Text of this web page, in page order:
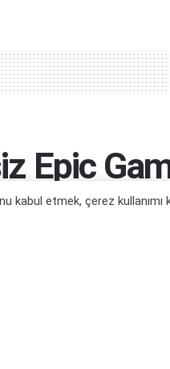
Epic
kabul etmek, çerez